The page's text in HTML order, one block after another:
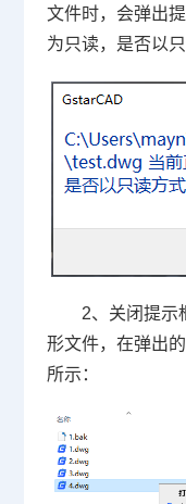
文件时，会弹出
为只读，是否以
2、关闭提示
形文件，在弹出
所示：